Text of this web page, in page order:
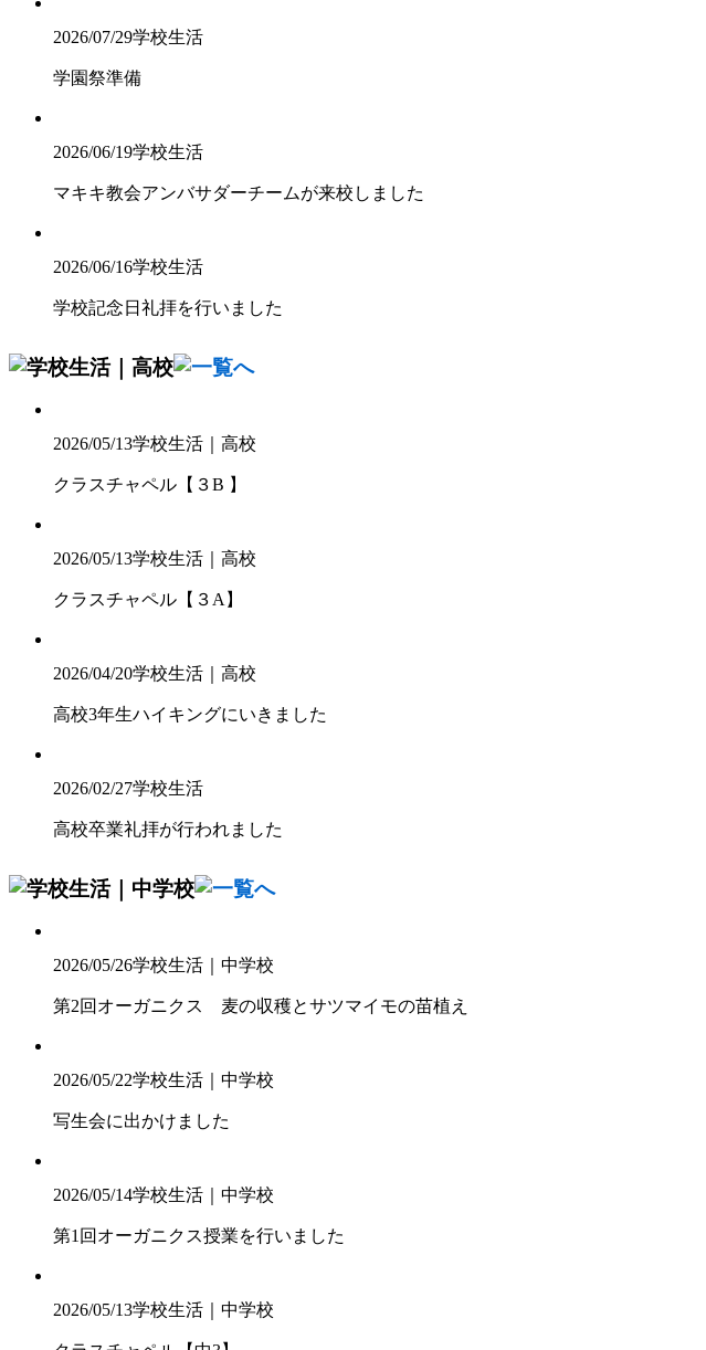
2026/07/29学校生活
学園祭準備
2026/06/19学校生活
マキキ教会アンバサダーチームが来校しました
2026/06/16学校生活
学校記念日礼拝を行いました
2026/05/13学校生活｜高校
クラスチャペル【３B 】
2026/05/13学校生活｜高校
クラスチャペル【３A】
2026/04/20学校生活｜高校
高校3年生ハイキングにいきました
2026/02/27学校生活
高校卒業礼拝が行われました
2026/05/26学校生活｜中学校
第2回オーガニクス 麦の収穫とサツマイモの苗植え
2026/05/22学校生活｜中学校
写生会に出かけました
2026/05/14学校生活｜中学校
第1回オーガニクス授業を行いました
2026/05/13学校生活｜中学校